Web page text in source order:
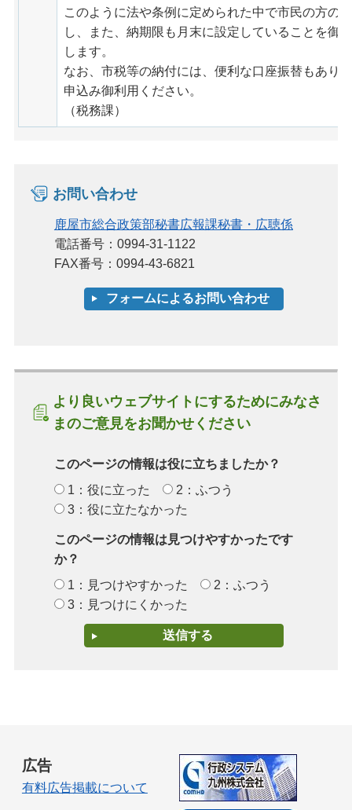
このように法や条例に定められた中で市民の方の
し、また、納期限も月末に設定していることを御
します。
なお、市税等の納付には、便利な口座振替もあり
申込み御利用ください。
（税務課）
お問い合わせ
鹿屋市総合政策部秘書広報課秘書・広聴係
電話番号：0994-31-1122
FAX番号：0994-43-6821
より良いウェブサイトにするためにみなさ
まのご意見をお聞かせください
このページの情報は役に立ちましたか？
1：役に立った
2：ふつう
3：役に立たなかった
このページの情報は見つけやすかったです
か？
1：見つけやすかった
2：ふつう
3：見つけにくかった
広告
有料広告掲載について